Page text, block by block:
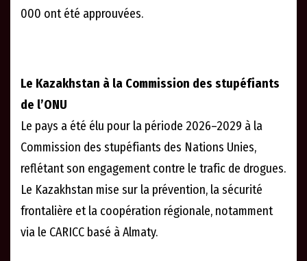
000 ont été approuvées.
Le Kazakhstan à la Commission des stupéfiants
de l’ONU
Le pays a été élu pour la période 2026–2029 à la
Commission des stupéfiants des Nations Unies,
reflétant son engagement contre le trafic de drogues.
Le Kazakhstan mise sur la prévention, la sécurité
frontalière et la coopération régionale, notamment
via le CARICC basé à Almaty.